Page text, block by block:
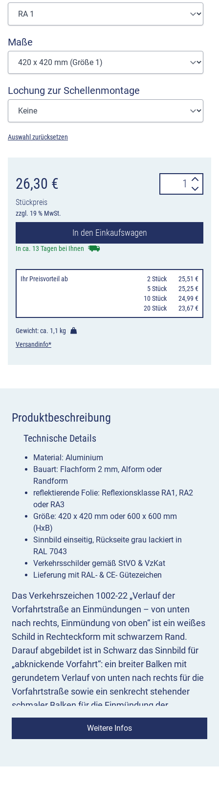
Maße
Lochung zur Schellenmontage
Auswahl zurücksetzen
26,30 €
Stückpreis
zzgl. 19 % MwSt.
1002-
Verlauf
Einmündungen
von
unten
nach
In den Einkaufswagen
In ca. 13 Tagen bei Ihnen
Ihr Preisvorteil ab 2 Stück
25,51 €
5 Stück
25,25 €
10 Stück
24,99 €
20 Stück
23,67 €
Gewicht: ca. 1,1 kg
Versandinfo*
Produktbeschreibung
Das Verkehrszeichen 1002-22 „Verlauf der
Vorfahrtstraße an Einmündungen – von unten
nach rechts, Einmündung von oben“ ist ein weißes
Schild in Rechteckform mit schwarzem Rand.
Darauf abgebildet ist in Schwarz das Sinnbild für
„abknickende Vorfahrt“: ein breiter Balken mit
gerundetem Verlauf von unten nach rechts für die
Vorfahrtstraße sowie ein senkrecht stehender
schmaler Balken für die Einmündung der
nachgeordneten Straße von oben.
Bedeutung:Das Zusatzschild 1002-22 bezieht sich
Weitere Infos
Technische Details
Material: Aluminium
Bauart: Flachform 2 mm, Alform oder
Randform
reflektierende Folie: Reflexionsklasse RA1, RA2
oder RA3
Größe: 420 x 420 mm oder 600 x 600 mm
(HxB)
Sinnbild einseitig, Rückseite grau lackiert in
RAL 7043
Verkehrsschilder gemäß StVO & VzKat
Lieferung mit RAL- & CE- Gütezeichen